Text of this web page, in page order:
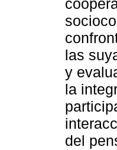
las
y
la
del